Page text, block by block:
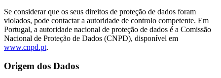
Se considerar que os seus direitos de proteção de dados foram
violados, pode contactar a autoridade de controlo competente. Em
Portugal, a autoridade nacional de proteção de dados é a Comissão
Nacional de Proteção de Dados (CNPD), disponível em
www.cnpd.pt.
Origem dos Dados